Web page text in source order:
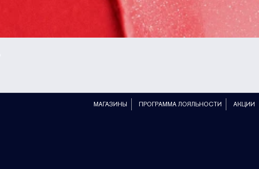
МАГАЗИНЫ ПРОГРАММА ЛОЯЛЬНОСТИ АКЦИИ